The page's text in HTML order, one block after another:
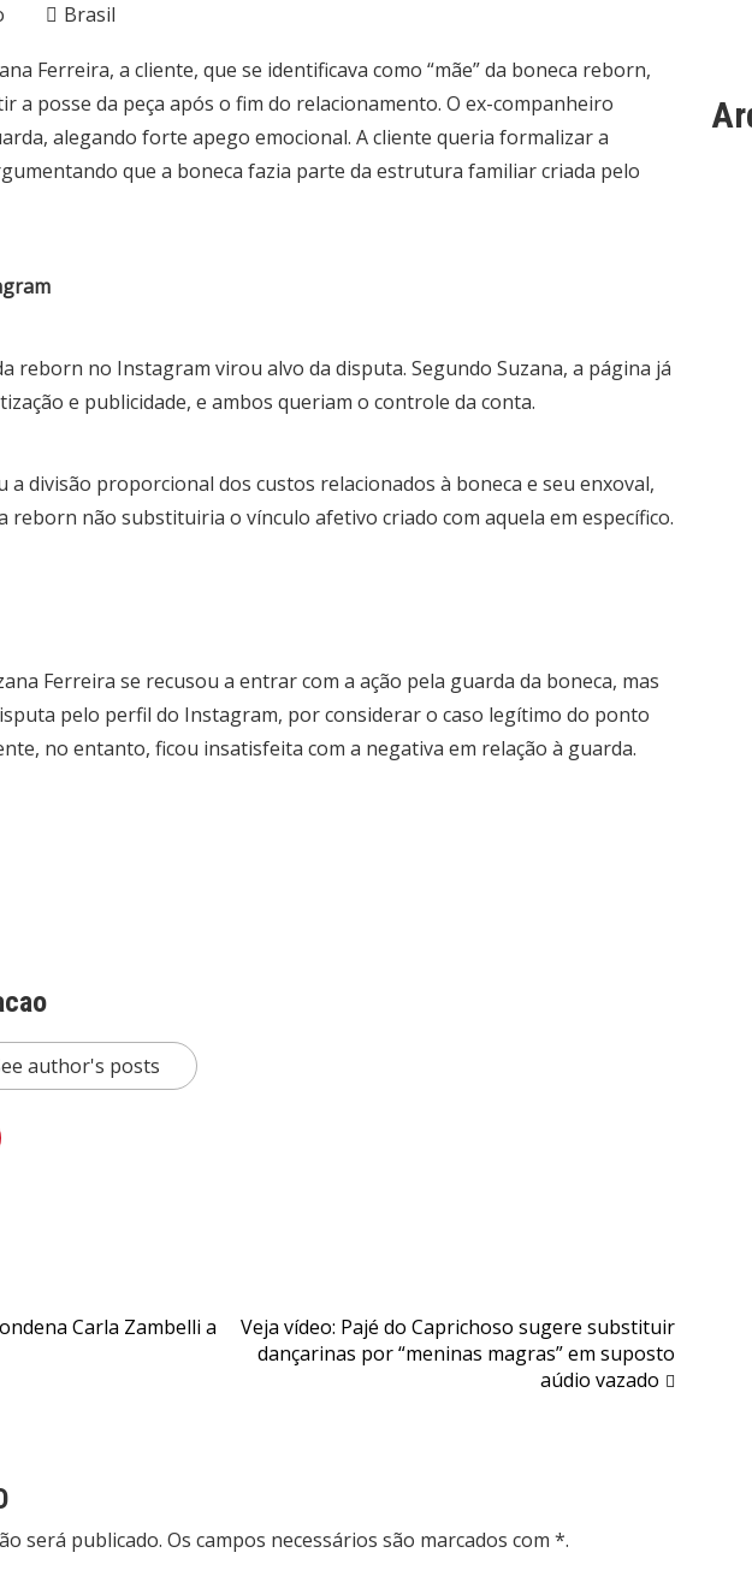
Brasil
Ferreira, a cliente, que se identificava como “mãe” da boneca reborn,
a posse da peça após o fim do relacionamento. O ex-companheiro
alegando forte apego emocional. A cliente queria formalizar a
que a boneca fazia parte da estrutura familiar criada pelo
reborn no Instagram virou alvo da disputa. Segundo Suzana, a página já
e publicidade, e ambos queriam o controle da conta.
a divisão proporcional dos custos relacionados à boneca e seu enxoval,
reborn não substituiria o vínculo afetivo criado com aquela em específico.
Ferreira se recusou a entrar com a ação pela guarda da boneca, mas
pelo perfil do Instagram, por considerar o caso legítimo do ponto
no entanto, ficou insatisfeita com a negativa em relação à guarda.
author's posts
Carla Zambelli a
Veja vídeo: Pajé do Caprichoso sugere substituir
dançarinas por “meninas magras” em suposto
aúdio vazado
será publicado. Os campos necessários são marcados com *.